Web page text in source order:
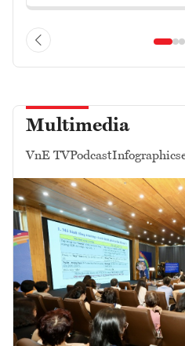
Multimedia
VnE TVPodcastInfographics